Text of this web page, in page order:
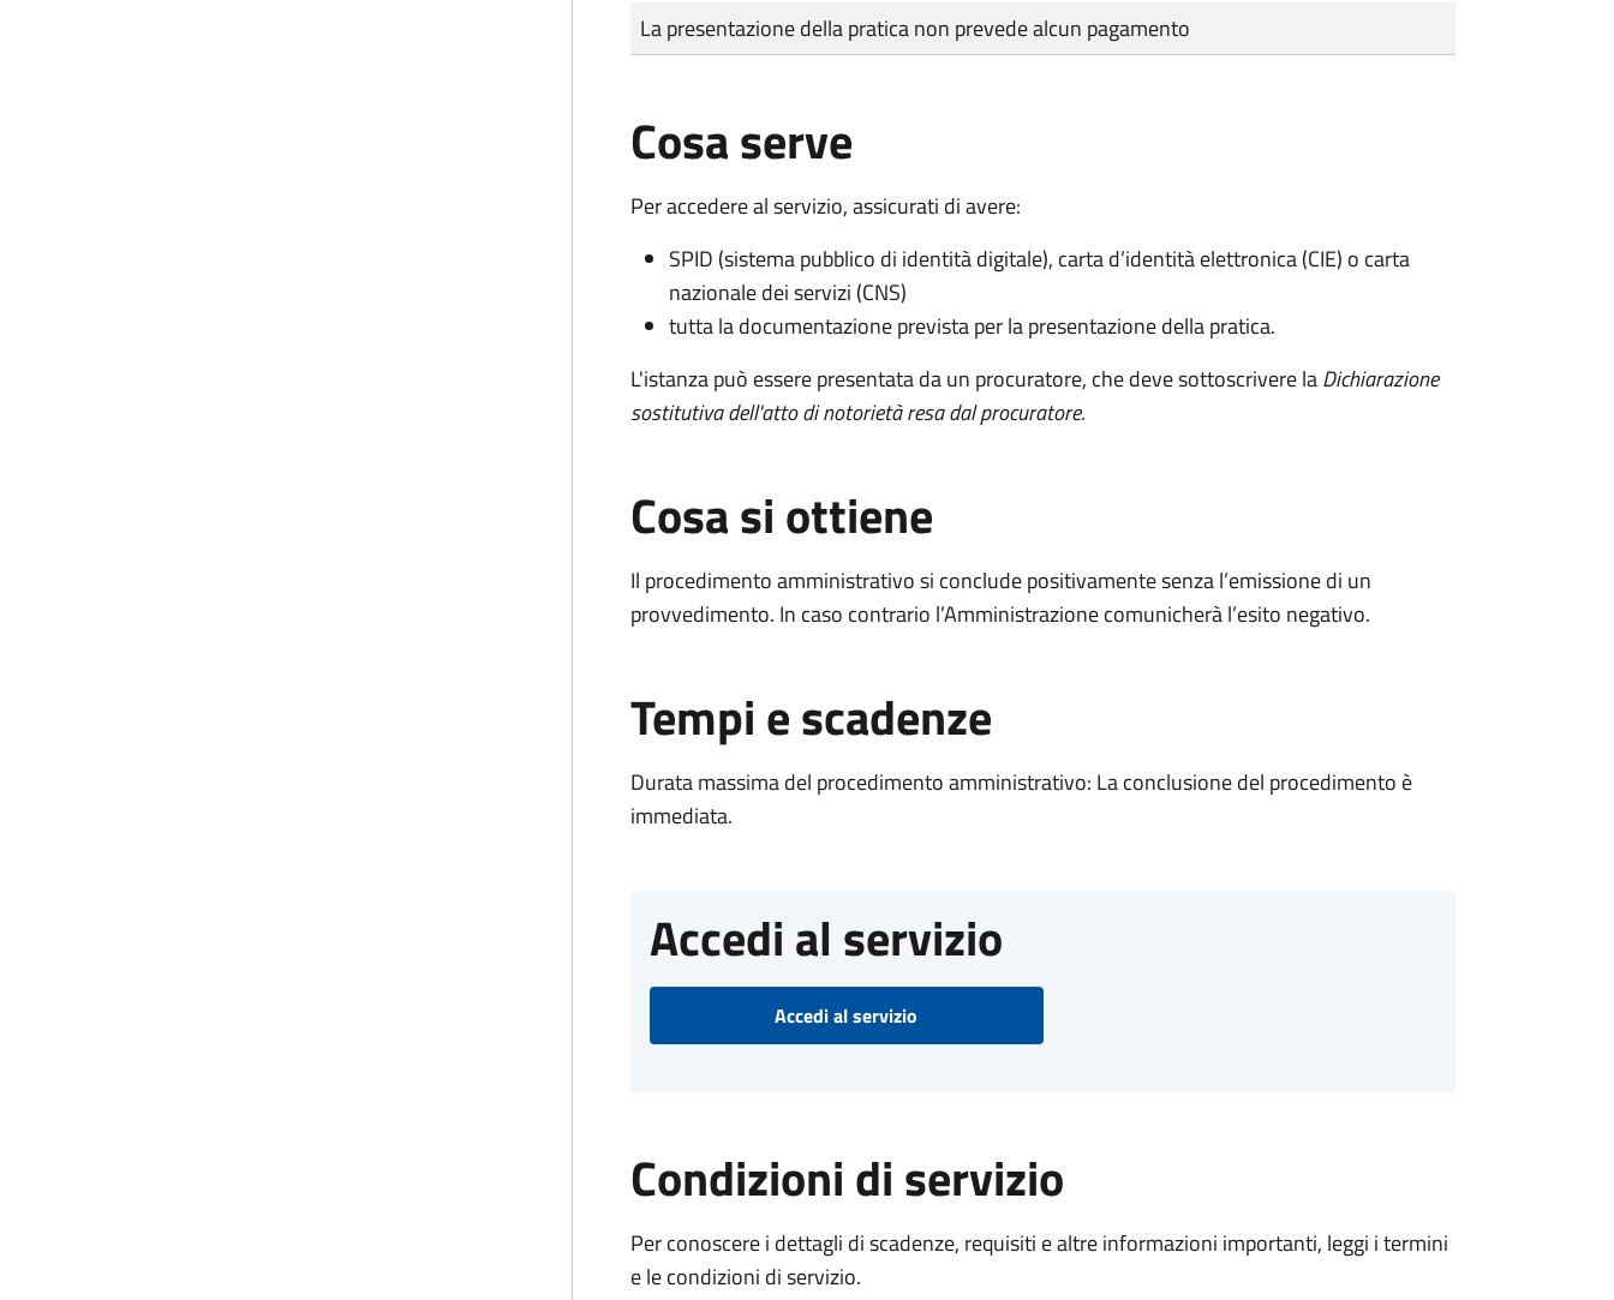
Tipo di pagamento
Importo
La presentazione della pratica non prevede alcun pagamento
Cosa serve
Per accedere al servizio, assicurati di avere:
SPID (sistema pubblico di identità digitale), carta d’identità elettronica (CIE) o carta
nazionale dei servizi (CNS)
tutta la documentazione prevista per la presentazione della pratica.
L'istanza può essere presentata da un procuratore, che deve sottoscrivere laDichiarazione
sostitutiva dell'atto di notorietà resa dal procuratore.
Cosa si ottiene
Il procedimento amministrativo si conclude positivamente senza l’emissione di un
provvedimento. In caso contrario l’Amministrazione comunicherà l’esito negativo.
Tempi e scadenze
Durata massima del procedimento amministrativo: La conclusione del procedimento è
immediata.
Accedi al servizio
Accedi al servizio
Condizioni di servizio
Per conoscere i dettagli di scadenze, requisiti e altre informazioni importanti, leggi i termini
e le condizioni di servizio.